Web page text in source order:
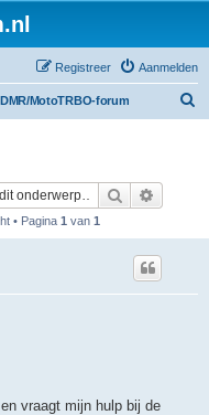
Aanmelden
Registreer
DMR/MotoTRBO-forum
Zoek
• Pagina 1 van 1
vraagt mijn hulp bij de